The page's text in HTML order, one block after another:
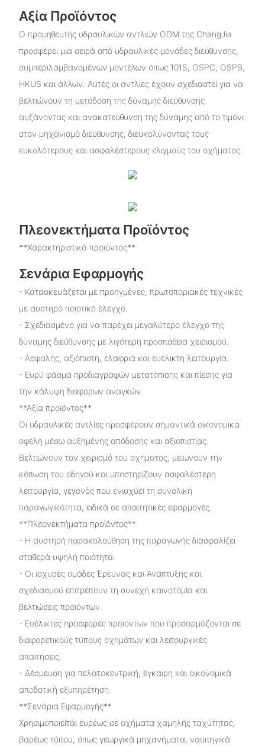
Αξία Προϊόντος
Ο προμηθευτής υδραυλικών αντλιών ODM της ChangJia
προσφέρει μια σειρά από υδραυλικές μονάδες διεύθυνσης,
συμπεριλαμβανομένων μοντέλων όπως 101S, OSPC, OSPB,
HKUS και άλλων. Αυτές οι αντλίες έχουν σχεδιαστεί για να
βελτιώνουν τη μετάδοση της δύναμης διεύθυνσης
αυξάνοντας και ανακατεύθυνση της δύναμης από το τιμόνι
στον μηχανισμό διεύθυνσης, διευκολύνοντας τους
ευκολότερους και ασφαλέστερους ελιγμούς του οχήματος.
Πλεονεκτήματα Προϊόντος
**Χαρακτηριστικά προϊόντος**
Σενάρια Εφαρμογής
- Κατασκευάζεται με προηγμένες, πρωτοποριακές τεχνικές
με αυστηρό ποιοτικό έλεγχο.
- Σχεδιασμένο για να παρέχει μεγαλύτερο έλεγχο της
δύναμης διεύθυνσης με λιγότερη προσπάθεια χειρισμού.
- Ασφαλής, αξιόπιστη, ελαφριά και ευέλικτη λειτουργία.
- Ευρύ φάσμα προδιαγραφών μετατόπισης και πίεσης για
την κάλυψη διαφόρων αναγκών.
**Αξία προϊόντος**
Οι υδραυλικές αντλίες προσφέρουν σημαντικά οικονομικά
οφέλη μέσω αυξημένης απόδοσης και αξιοπιστίας.
Βελτιώνουν τον χειρισμό του οχήματος, μειώνουν την
κόπωση του οδηγού και υποστηρίζουν ασφαλέστερη
λειτουργία, γεγονός που ενισχύει τη συνολική
παραγωγικότητα, ειδικά σε απαιτητικές εφαρμογές.
**Πλεονεκτήματα προϊόντος**
- Η αυστηρή παρακολούθηση της παραγωγής διασφαλίζει
σταθερά υψηλή ποιότητα.
- Οι ισχυρές ομάδες Έρευνας και Ανάπτυξης και
σχεδιασμού επιτρέπουν τη συνεχή καινοτομία και
βελτιώσεις προϊόντων.
- Ευέλικτες προσφορές προϊόντων που προσαρμόζονται σε
διαφορετικούς τύπους οχημάτων και λειτουργικές
απαιτήσεις.
- Δέσμευση για πελατοκεντρική, έγκαιρη και οικονομικά
αποδοτική εξυπηρέτηση.
**Σενάρια Εφαρμογής**
Χρησιμοποιείται ευρέως σε οχήματα χαμηλής ταχύτητας,
βαρέως τύπου, όπως γεωργικά μηχανήματα, ναυπηγικά